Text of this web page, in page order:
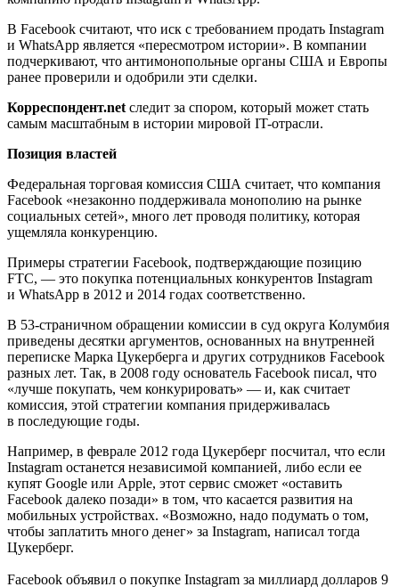
В Facebook считают, что иск с требованием продать Instagram
и WhatsApp является «пересмотром истории». В компании
подчеркивают, что антимонопольные органы США и Европы
ранее проверили и одобрили эти сделки.
Корреспондент.net следит за спором, который может стать
самым масштабным в истории мировой IT-отрасли.
Позиция властей
Федеральная торговая комиссия США считает, что компания
Facebook «незаконно поддерживала монополию на рынке
социальных сетей», много лет проводя политику, которая
ущемляла конкуренцию.
Примеры стратегии Facebook, подтверждающие позицию
FTC, — это покупка потенциальных конкурентов Instagram
и WhatsApp в 2012 и 2014 годах соответственно.
В 53-страничном обращении комиссии в суд округа Колумбия
приведены десятки аргументов, основанных на внутренней
переписке Марка Цукерберга и других сотрудников Facebook
разных лет. Так, в 2008 году основатель Facebook писал, что
«лучше покупать, чем конкурировать» — и, как считает
комиссия, этой стратегии компания придерживалась
в последующие годы.
Например, в феврале 2012 года Цукерберг посчитал, что если
Instagram останется независимой компанией, либо если ее
купят Google или Apple, этот сервис сможет «оставить
Facebook далеко позади» в том, что касается развития на
мобильных устройствах. «Возможно, надо подумать о том,
чтобы заплатить много денег» за Instagram, написал тогда
Цукерберг.
Facebook объявил о покупке Instagram за миллиард долларов 9